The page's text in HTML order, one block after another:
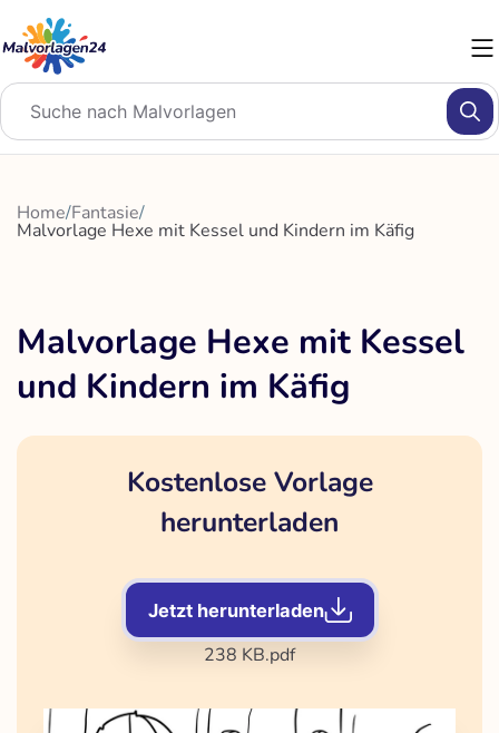
Inhalt
springen
Home/Fantasie/
Malvorlage Hexe mit Kessel und Kindern im Käfig
Malvorlage Hexe mit Kessel
und Kindern im Käfig
Kostenlose Vorlage
herunterladen
Jetzt herunterladen
238 KB.pdf